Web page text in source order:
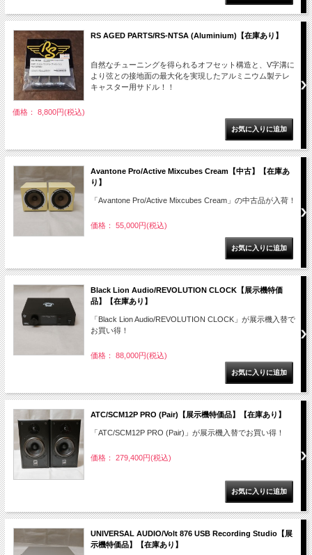
RS AGED PARTS/RS-NTSA (Aluminium)【在庫あり】
自然なチューニングを得られるオフセット構造と、V字溝に
より弦との接地面の最大化を実現したアルミニウム製テレ
キャスター用サドル！！
価格： 8,800円(税込)
Avantone Pro/Active Mixcubes Cream【中古】【在庫あ
り】
「Avantone Pro/Active Mixcubes Cream」の中古品が入荷！
価格： 55,000円(税込)
Black Lion Audio/REVOLUTION CLOCK【展示機特価
品】【在庫あり】
「Black Lion Audio/REVOLUTION CLOCK」が展示機入替で
お買い得！
価格： 88,000円(税込)
ATC/SCM12P PRO (Pair)【展示機特価品】【在庫あり】
「ATC/SCM12P PRO (Pair)」が展示機入替でお買い得！
価格： 279,400円(税込)
UNIVERSAL AUDIO/Volt 876 USB Recording Studio【展
示機特価品】【在庫あり】